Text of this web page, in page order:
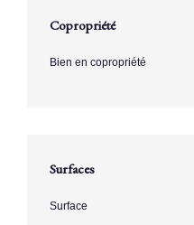
Copropriété
Bien en copropriété
Surfaces
Surface